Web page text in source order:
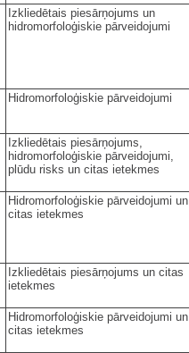
Izkliedētais piesārņojums un
hidromorfoloģiskie pārveidojumi
Hidromorfoloģiskie pārveidojumi
Izkliedētais piesārņojums,
hidromorfoloģiskie pārveidojumi,
plūdu risks un citas ietekmes
Hidromorfoloģiskie pārveidojumi un
citas ietekmes
Izkliedētais piesārņojums un citas
ietekmes
Hidromorfoloģiskie pārveidojumi un
citas ietekmes